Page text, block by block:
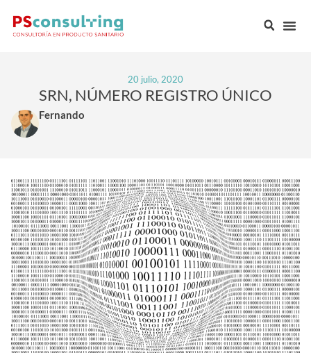
20 julio, 2020
SRN, NÚMERO REGISTRO ÚNICO
Fernando